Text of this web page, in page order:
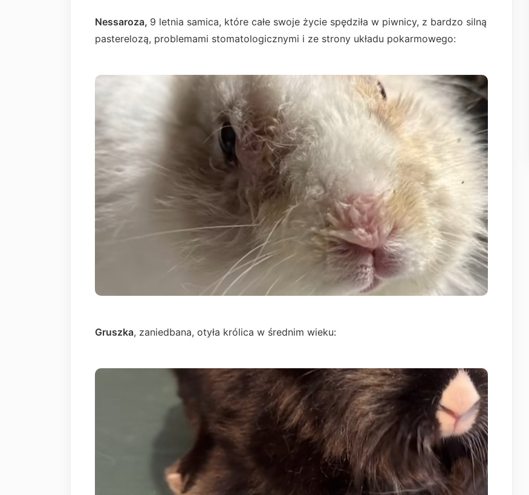
Nessaroza, 9 letnia samica, które całe swoje życie spędziła w piwnicy, z bardzo silną
pasterelozą, problemami stomatologicznymi i ze strony układu pokarmowego:
Gruszka, zaniedbana, otyła królica w średnim wieku: